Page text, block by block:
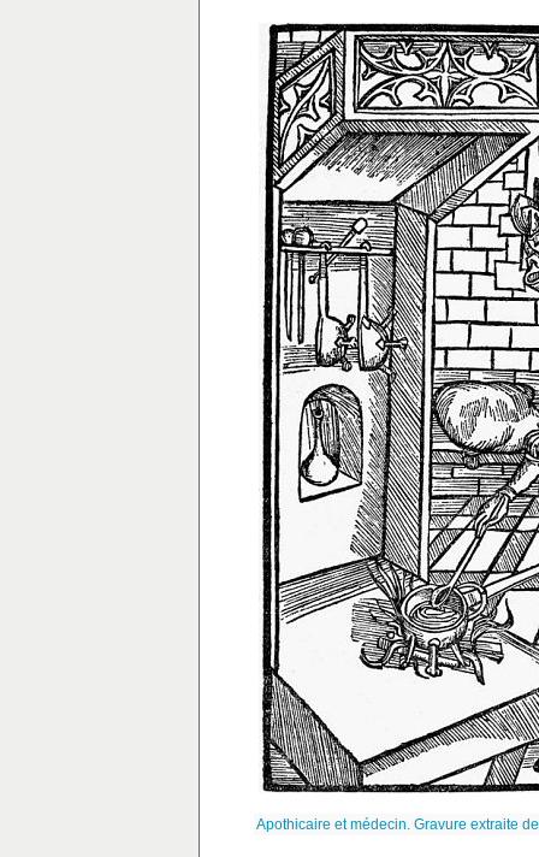
Apothicaire et médecin. Gravure extraite